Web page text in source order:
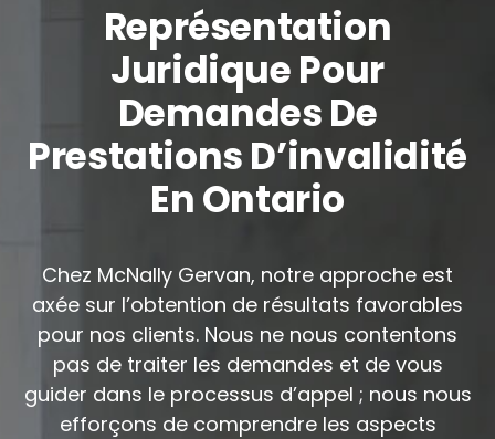
Représentation
Juridique Pour
Demandes De
Prestations D’invalidité
En Ontario
Chez McNally Gervan, notre approche est
axée sur l’obtention de résultats favorables
pour nos clients. Nous ne nous contentons
pas de traiter les demandes et de vous
guider dans le processus d’appel ; nous nous
efforçons de comprendre les aspects